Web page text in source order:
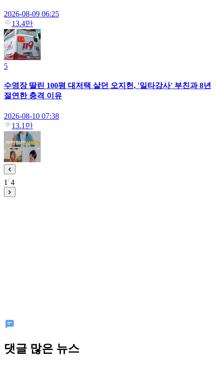
2026-08-09 06:25
13.4만
5
수영장 딸린 100평 대저택 살던 오지헌, '일타강사' 부친과 8년
절연한 충격 이유
2026-08-10 07:38
13.1만
1 4
댓글 많은 뉴스